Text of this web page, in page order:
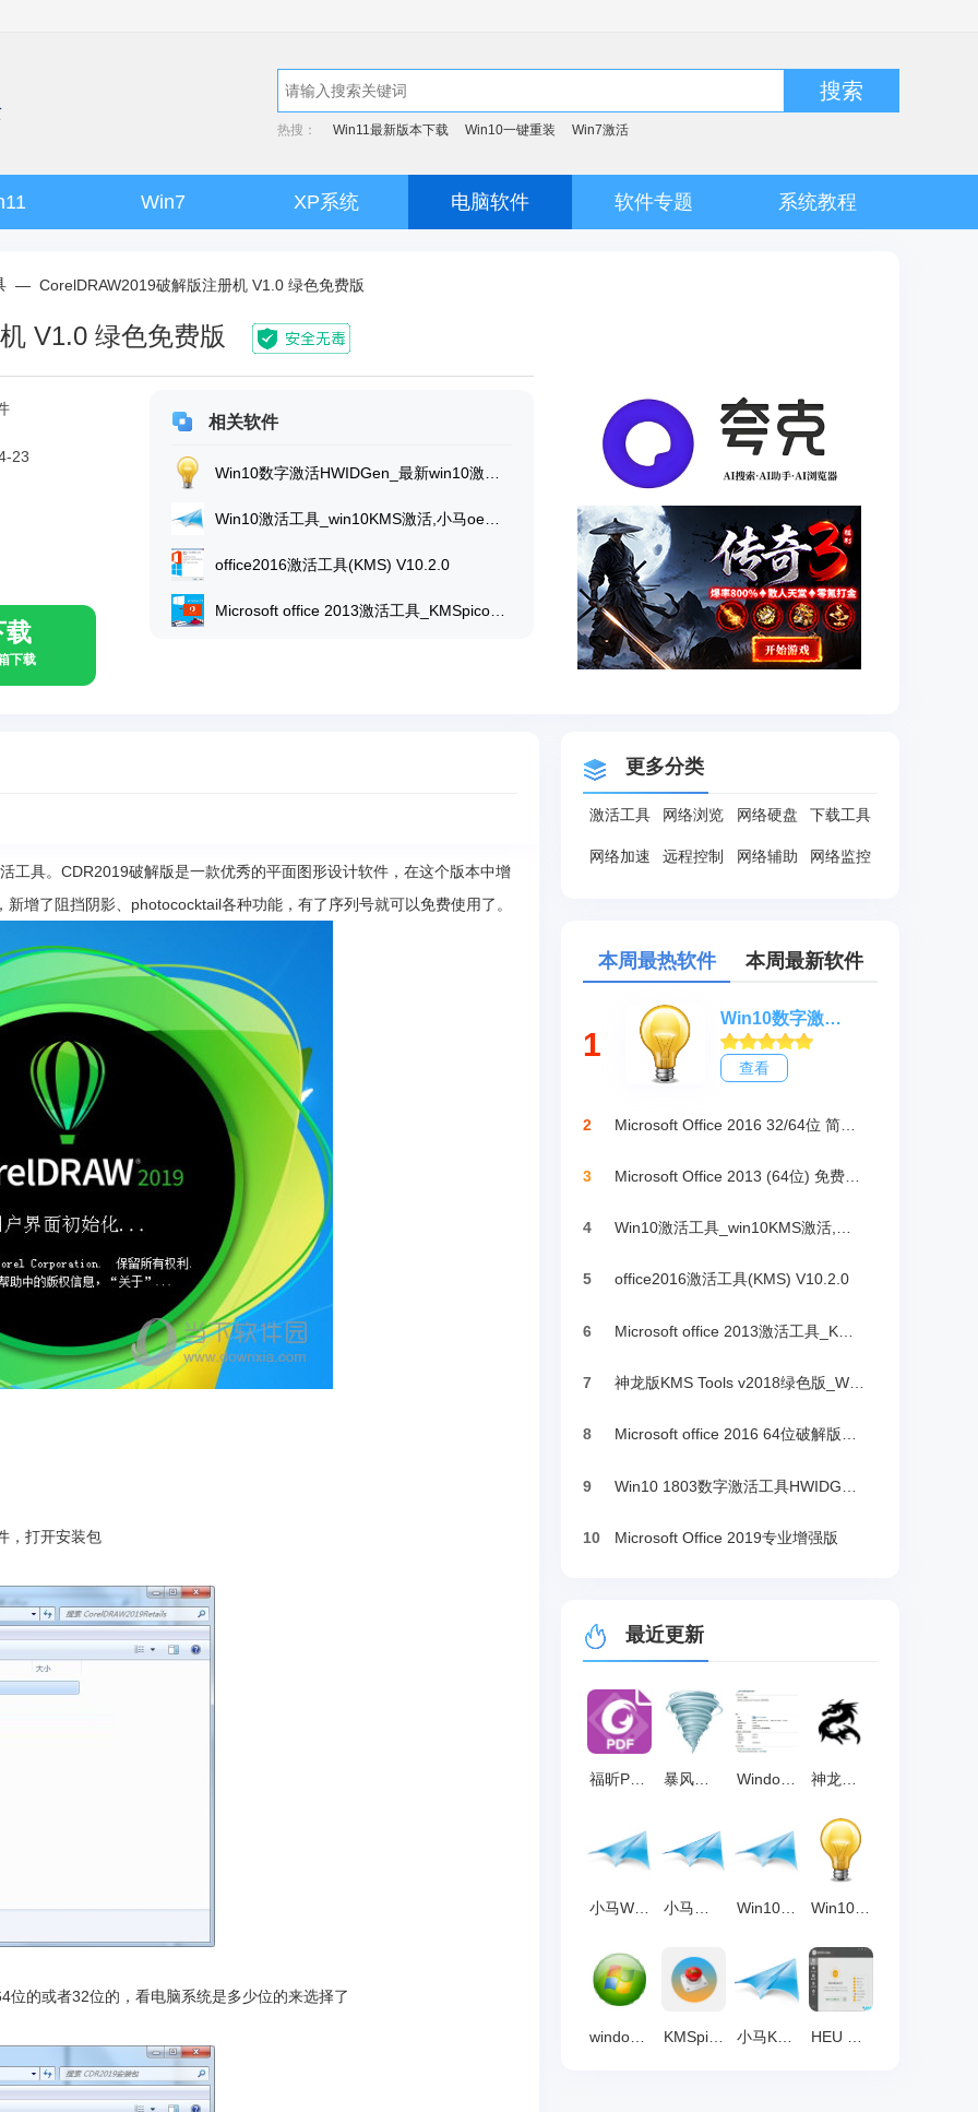
搜索
热搜： Win11最新版本下载 Win10一键重装 Win7激活
Win7 XP系统 电脑软件 软件专题 系统教程
— CorelDRAW2019破解版注册机 V1.0 绿色免费版
V1.0 绿色免费版
23
载
下载
相关软件
Win10数字激活HWIDGen_最新win10激活工具
Win10激活工具_win10KMS激活,小马oem10
office2016激活工具(KMS) V10.2.0
Microsoft office 2013激活工具_KMSpico绿色版
工具。CDR2019破解版是一款优秀的平面图形设计软件，在这个版本中增
增了阻挡阴影、photococktail各种功能，有了序列号就可以免费使用了。
，打开安装包
的或者32位的，看电脑系统是多少位的来选择了
更多分类
激活工具 网络浏览 网络硬盘 下载工具
网络加速 远程控制 网络辅助 网络监控
本周最热软件 本周最新软件
1
Win10数字激活HWIDGen_最新win10激活工具
查看
2
3
4
5 office2016激活工具(KMS) V10.2.0
6
7
8 Microsoft office 2016 64位破解版下载
9
10 Microsoft Office 2019专业增强版
最近更新
暴风激活工具 v16.0
Win10数字激活HWIDGen_最新win10激活工具
KMSpico(KMS激活工具) 下载 11.2.0 官方版